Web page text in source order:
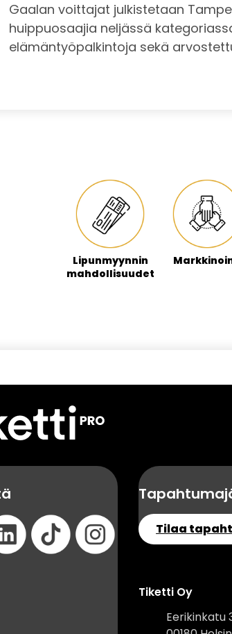
Gaalan voittajat julkistetaan
huippuosaajia neljässä
elämäntyöpalkintoja sekä
Lipunmyynnin
mahdollisuudet
Tilaa
Tiketti Oy
Eerikinkatu